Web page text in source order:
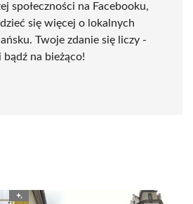
społeczności na Facebooku,
się więcej o lokalnych
Twoje zdanie się liczy -
na bieżąco!